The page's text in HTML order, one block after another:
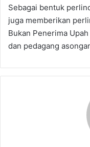
Sebagai bentuk
juga memberikan
Bukan Penerima
dan pedagang